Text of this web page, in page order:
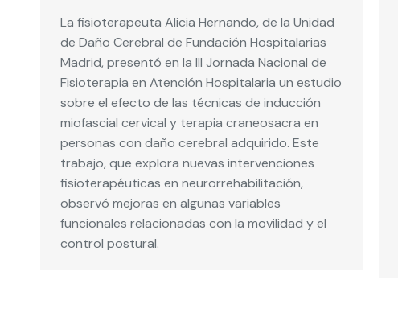
La fisioterapeuta Alicia Hernando, de la Unidad
de Daño Cerebral de Fundación Hospitalarias
Madrid, presentó en la III Jornada Nacional de
Fisioterapia en Atención Hospitalaria un estudio
sobre el efecto de las técnicas de inducción
miofascial cervical y terapia craneosacra en
personas con daño cerebral adquirido. Este
trabajo, que explora nuevas intervenciones
fisioterapéuticas en neurorrehabilitación,
observó mejoras en algunas variables
funcionales relacionadas con la movilidad y el
control postural.